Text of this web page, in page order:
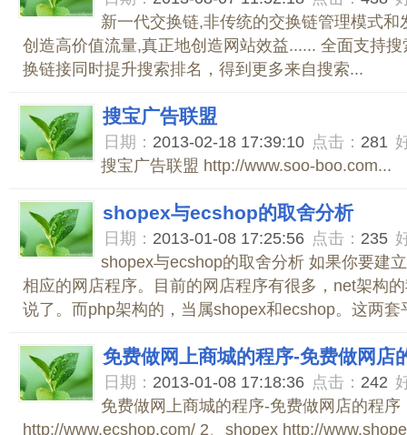
新一代交换链,非传统的交换链管理模式和
创造高价值流量,真正地创造网站效益...... 全面支持
换链接同时提升搜索排名，得到更多来自搜索...
搜宝广告联盟
日期： 2013-02-18 17:39:10 点击： 281
搜宝广告联盟 http://www.soo-boo.com...
shopex与ecshop的取舍分析
日期： 2013-01-08 17:25:56 点击： 235
shopex与ecshop的取舍分析 如果你要建
相应的网店程序。目前的网店程序有很多，net架构
说了。而php架构的，当属shopex和ecshop。这两套
免费做网上商城的程序-免费做网店
日期： 2013-01-08 17:18:36 点击： 242
免费做网上商城的程序-免费做网店的程序
http://www.ecshop.com/ 2、shopex http://